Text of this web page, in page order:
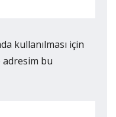
kullanılması için
adresim bu